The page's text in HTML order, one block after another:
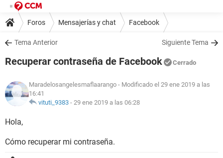
Foros Mensajerías y chat Facebook
Tema Anterior Siguiente Tema
Recuperar contraseña de Facebook Cerrado
Maradelosangelesmaflaarango - Modificado el 29 ene 2019 a las
16:41
vituti_9383 -29 ene 2019 a las 06:28
Hola,
Cómo recuperar mi contraseña.